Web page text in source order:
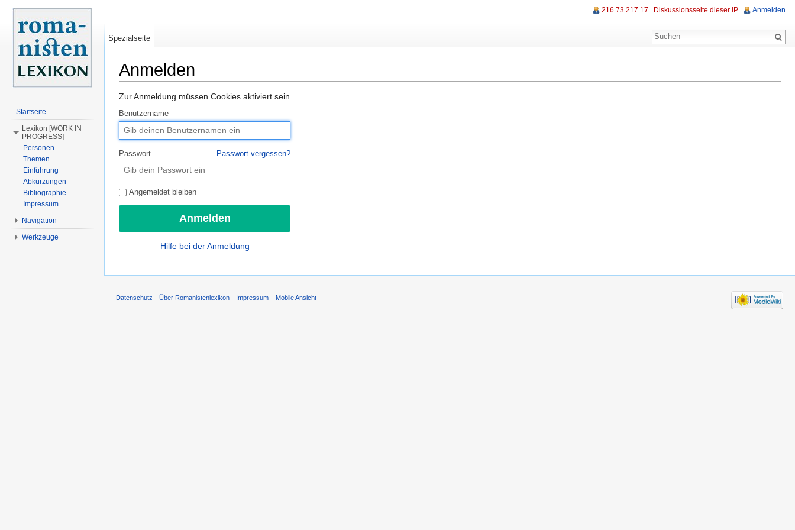
Anmelden
Zur Anmeldung müssen Cookies aktiviert sein.
Benutzername
Passwort Passwort vergessen?
Angemeldet bleiben
Hilfe bei der Anmeldung
216.73.217.17 Diskussionsseite dieser IP Anmelden
Spezialseite
Startseite
Lexikon [WORK IN
PROGRESS]
Personen
Themen
Einführung
Abkürzungen
Bibliographie
Impressum
Navigation
Werkzeuge
Datenschutz Über Romanistenlexikon Impressum Mobile Ansicht